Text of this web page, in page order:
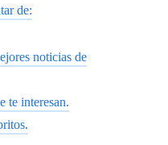
de:
noticias de
te interesan.